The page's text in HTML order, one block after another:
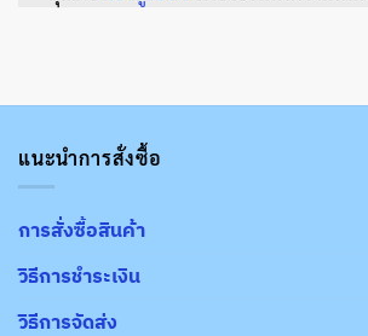
แนะนำการสั่งซื้อ
การสั่งซื้อสินค้า
วิธีการชำระเงิน
วิธีการจัดส่ง